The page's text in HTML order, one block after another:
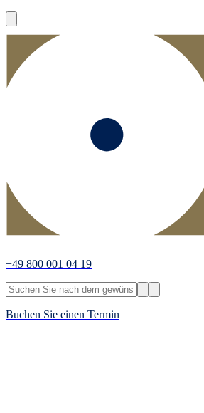
+49 800 001 04 19
Buchen Sie einen Termin